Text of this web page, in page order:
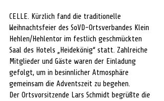
CELLE. Kürzlich fand die traditionelle
Weihnachtsfeier des SoVD-Ortsverbandes Klein
Hehlen/Hehlentor im festlich geschmückten
Saal des Hotels „Heidekönig“ statt. Zahlreiche
Mitglieder und Gäste waren der Einladung
gefolgt, um in besinnlicher Atmosphäre
gemeinsam die Adventszeit zu begehen.
Der Ortsvorsitzende Lars Schmidt begrüßte die